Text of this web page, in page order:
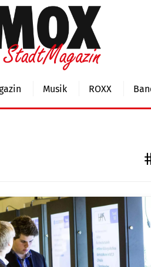
Musik ROXX